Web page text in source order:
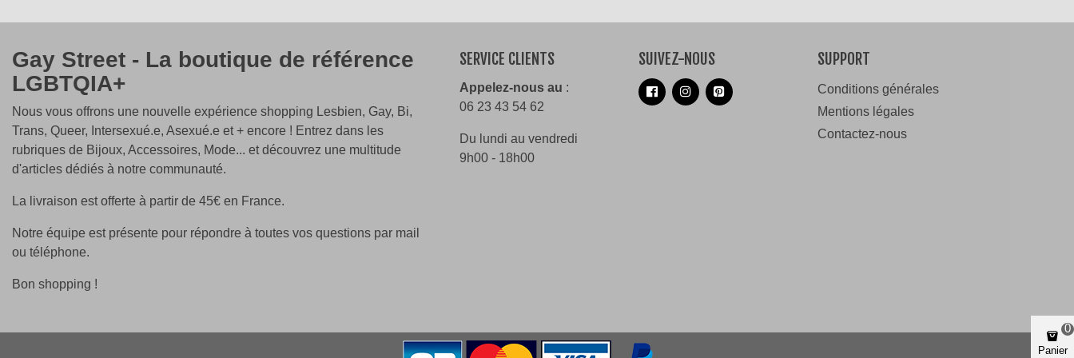
Gay Street - La boutique de référence
LGBTQIA+
Nous vous offrons une nouvelle expérience shopping Lesbien, Gay, Bi,
Trans, Queer, Intersexué.e, Asexué.e et + encore ! Entrez dans les
rubriques de Bijoux, Accessoires, Mode... et découvrez une multitude
d'articles dédiés à notre communauté.
La livraison est offerte à partir de 45€ en France.
Notre équipe est présente pour répondre à toutes vos questions par mail
ou téléphone.
Bon shopping !
SERVICE CLIENTS
Appelez-nous au :
06 23 43 54 62
Du lundi au vendredi
9h00 - 18h00
SUIVEZ-NOUS SUPPORT
Conditions générales
Mentions légales
Contactez-nous
Panier
0